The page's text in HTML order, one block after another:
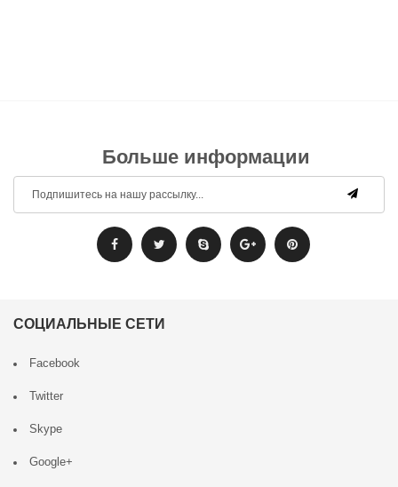
Больше информации
СОЦИАЛЬНЫЕ СЕТИ
Facebook
Twitter
Skype
Google+